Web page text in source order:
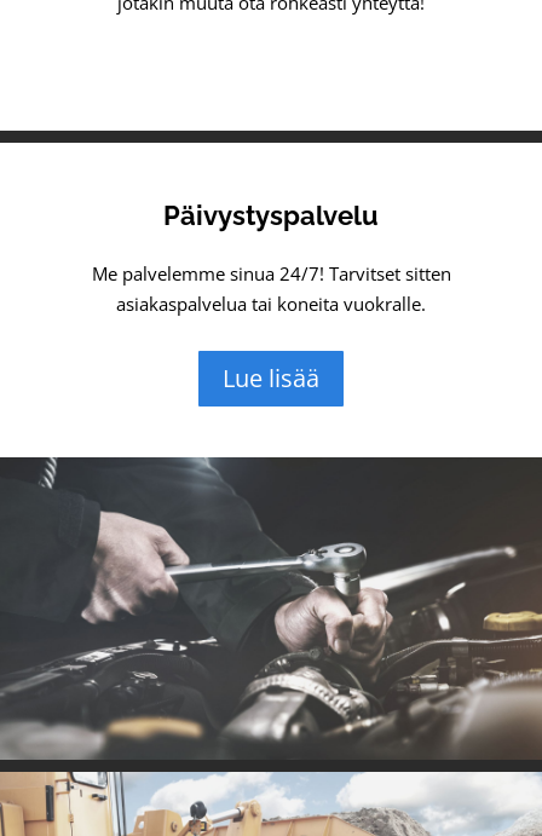
Päivystyspalvelu
Me palvelemme sinua 24/7! Tarvitset sitten
asiakaspalvelua tai koneita vuokralle.
Lue lisää